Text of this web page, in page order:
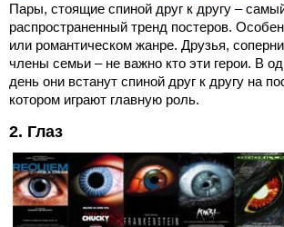
Пары, стоящие спиной друг к другу –
распространенный тренд постеров.
или романтическом жанре. Друзья,
члены семьи – не важно кто эти герои. В
день они встанут спиной друг к другу на
котором играют главную роль.
2. Глаз